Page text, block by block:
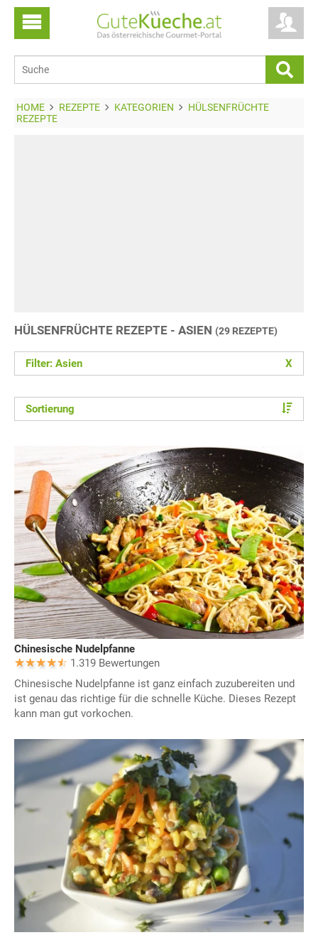
HOME REZEPTE KATEGORIEN
HÜLSENFRÜCHTE
REZEPTE
HÜLSENFRÜCHTE REZEPTE - ASIEN (29 REZEPTE)
Filter: Asien X
Sortierung
Chinesische Nudelpfanne
1.319 Bewertungen
Chinesische Nudelpfanne ist ganz einfach zuzubereiten und
ist genau das richtige für die schnelle Küche. Dieses Rezept
kann man gut vorkochen.